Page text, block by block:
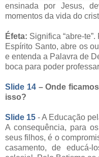
ensinada por Jesus,
momentos da vida do
Éfeta: Significa “abre-
Espírito Santo, abre os
e entenda a Palavra de
boca para poder
Slide 14 – Onde
isso?
Slide 15 - A Educação
A consequência, para
seus filhos, é o
casamento, de educá-